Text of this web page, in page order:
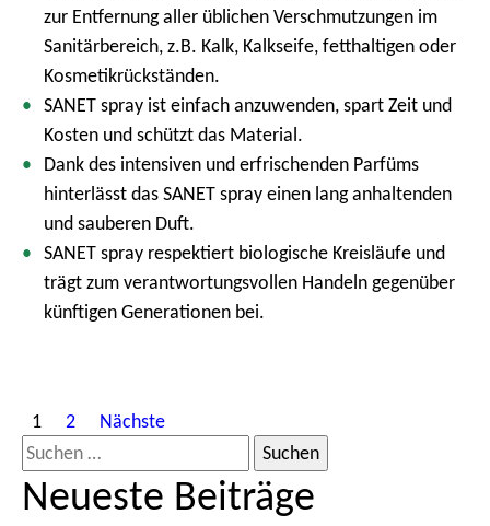
zur Entfernung aller üblichen Verschmutzungen im
Sanitärbereich, z.B. Kalk, Kalkseife, fetthaltigen oder
Kosmetikrückständen.
SANET spray ist einfach anzuwenden, spart Zeit und
Kosten und schützt das Material.
Dank des intensiven und erfrischenden Parfüms
hinterlässt das SANET spray einen lang anhaltenden
und sauberen Duft.
SANET spray respektiert biologische Kreisläufe und
trägt zum verantwortungsvollen Handeln gegenüber
künftigen Generationen bei.
e
i
t
1 2
Nächste
S
u
cNeueste Beiträge